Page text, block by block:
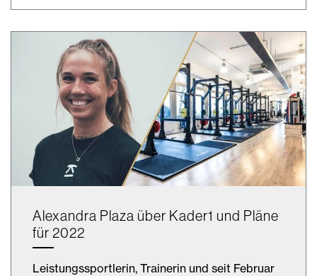
Alexandra Plaza über Kader1 und Pläne
für 2022
Leistungssportlerin, Trainerin und seit Februar